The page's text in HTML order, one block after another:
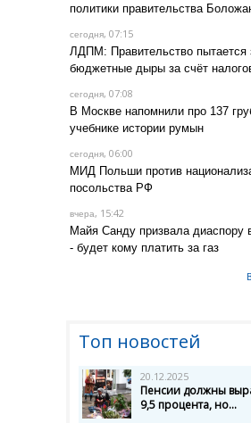
политики правительства
сегодня, 07:15
ЛДПМ: Правительство пытается
бюджетные дыры за счёт
сегодня, 07:08
В Москве напомнили про 137
учебнике истории румын
сегодня, 06:00
МИД Польши против
посольства РФ
вчера, 15:42
Майя Санду призвала диаспору
- будет кому платить за газ
Топ новостей
20.12.2025
Пенсии должны
9,5 процента, но...